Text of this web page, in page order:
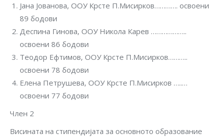
Јана Јованова, ООУ Крсте П.Мисирков…………. освоени
89 бодови
Деспина Гинова, ООУ Никола Карев ………………..
освоени 86 бодови
Теодор Ефтимов, ООУ Крсте П.Мисирков………..
освоени 78 бодови
Елена Петрушева, ООУ Крсте П.Мисирков …..…
oсвоени 77 бодови
Член 2
Висината на стипендијата за основното образование